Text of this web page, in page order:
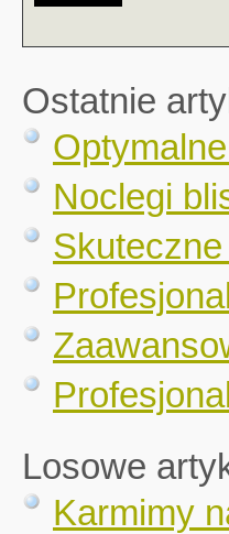
Ostatnie
Noclegi
Losowe
Karmimy